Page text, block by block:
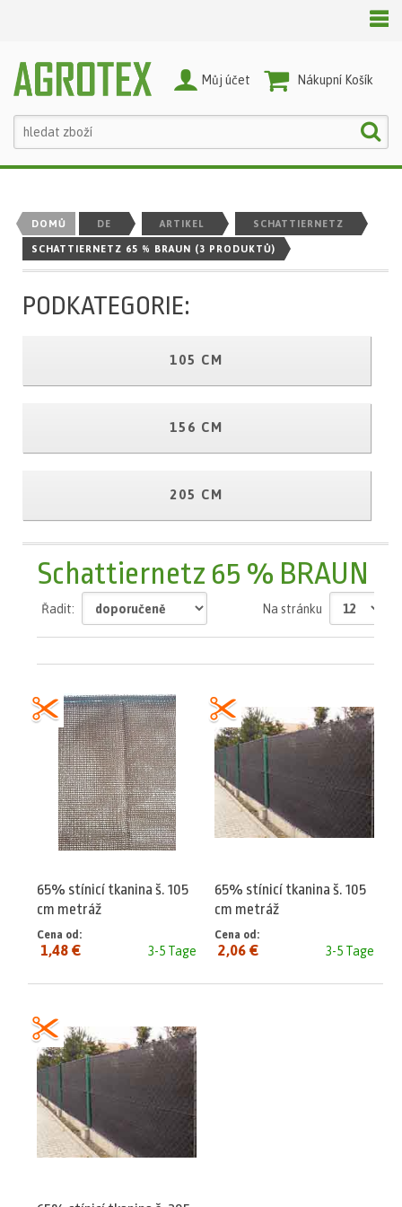
Nákupní Košík
Můj účet
DOMŮ DE ARTIKEL SCHATTIERNETZ
SCHATTIERNETZ 65 % BRAUN (3 PRODUKTŮ)
PODKATEGORIE:
105 CM
156 CM
205 CM
Schattiernetz 65 % BRAUN
Řadit: Na stránku
65% stínicí tkanina š. 105
cm metráž
3-5 Tage
Cena od:
1,48 €
65% stínicí tkanina š. 105
cm metráž
3-5 Tage
Cena od:
2,06 €